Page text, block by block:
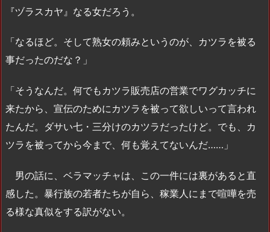
『ヅラスカヤ』なる女だろう。
「なるほど。そして熟女の頼みというのが、カツラを被る
事だったのだな？」
「そうなんだ。何でもカツラ販売店の営業でワグカッチに
来たから、宣伝のためにカツラを被って欲しいって言われ
たんだ。ダサい七・三分けのカツラだったけど。でも、カ
ツラを被ってから今まで、何も覚えてないんだ……」
男の話に、ベラマッチャは、この一件には裏があると直
感した。暴行族の若者たちが自ら、稼業人にまで喧嘩を売
る様な真似をする訳がない。